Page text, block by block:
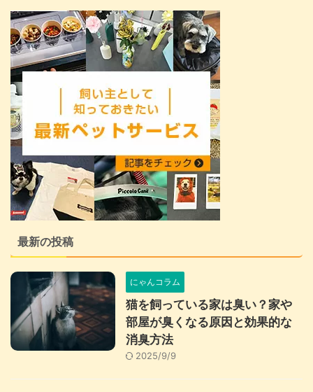
最新の投稿
にゃんコラム
猫を飼っている家は臭い？家や
部屋が臭くなる原因と効果的な
消臭方法
2025/9/9